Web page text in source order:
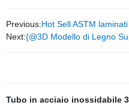
Previous:Hot Sell ASTM
Next:{@3D Modello di Legno
Tubo in acciaio inossidabile